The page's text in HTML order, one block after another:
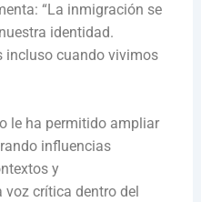
“La inmigración se
identidad.
incluso cuando vivimos
le ha permitido ampliar
influencias
y
crítica dentro del